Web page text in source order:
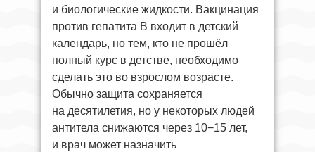
и биологические жидкости. Вакцинация
против гепатита B входит в детский
календарь, но тем, кто не прошёл
полный курс в детстве, необходимо
сделать это во взрослом возрасте.
Обычно защита сохраняется
на десятилетия, но у некоторых людей
антитела снижаются через 10−15 лет,
и врач может назначить